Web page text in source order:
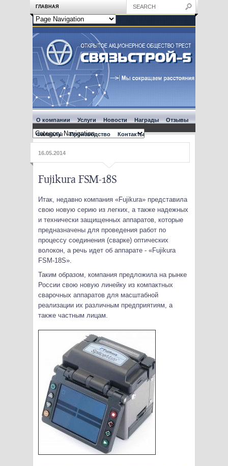
ГЛАВНАЯ
О компании Услуги Новости Награды Отзывы
Филиалы Производство Контакты
16.05.2014
Fujikura FSM-18S
Итак, недавно компания «Fujikura» представила
свою новую серию из легких, а также надежных
и технически защищенных аппаратов, которые
предназначены для проведения работ по
процессу соединения (сварке) оптических
волокон, а речь идет об аппарате - «Fujikura
FSM-18S».
Таким образом, компания предложила на рынке
России свою новую линейку из компактных
сварочных аппаратов для масштабной
реализации их различным предприятиям, а
также частным лицам.